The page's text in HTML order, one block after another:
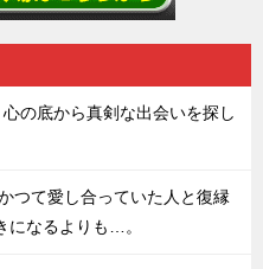
の底から真剣な出会いを探し
つて愛し合っていた人と復縁
になるよりも…。